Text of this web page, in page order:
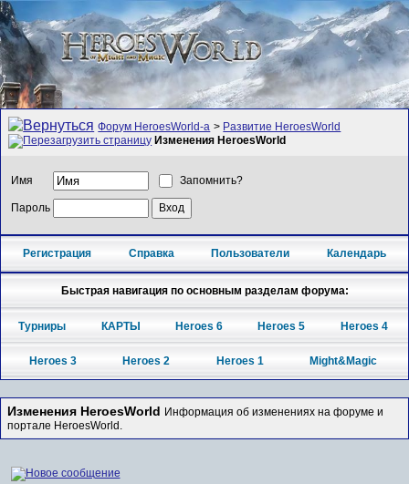
Форум HeroesWorld-а > Развитие HeroesWorld
Изменения HeroesWorld
Имя Запомнить?
Пароль
Регистрация Справка Пользователи Календарь
Быстрая навигация по основным разделам форума:
Турниры КАРТЫ Heroes 6 Heroes 5 Heroes 4
Heroes 3 Heroes 2 Heroes 1 Might&Magic
Изменения HeroesWorld Информация об изменениях на форуме и
портале HeroesWorld.